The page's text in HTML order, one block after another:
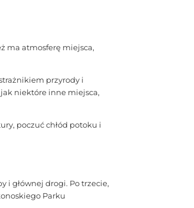
ma atmosferę miejsca,
przyrody i
niektóre inne miejsca,
poczuć chłód potoku i
i głównej drogi. Po trzecie,
Parku